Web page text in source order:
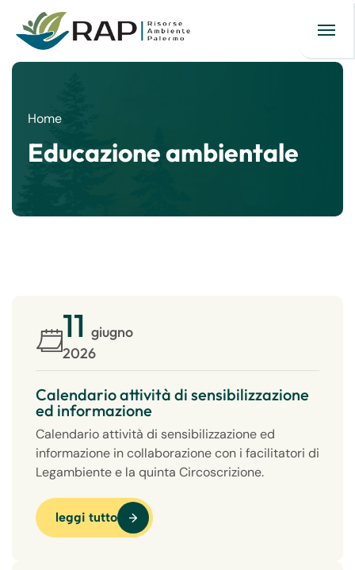
Home
Educazione ambientale
11 giugno
2026
Calendario attività di sensibilizzazione
ed informazione
Calendario attività di sensibilizzazione ed
informazione in collaborazione con i facilitatori di
Legambiente e la quinta Circoscrizione.
leggi tutto